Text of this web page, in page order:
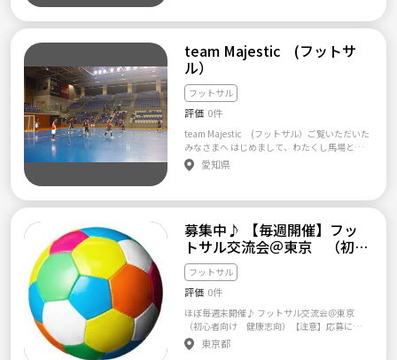
忘年会(新宿) ≪2019年≫ 1/13(日)新年初蹴り
鷹)→飲み会(三鷹) 2/3(日)フットサル(三鷹)→
飲み会(三鷹) 2/10(日)スノーボード(高井富士)
2/11(月)ソサイチ大会(豊洲)→飲み会(豊洲) 2/
17(日)フットサル(東陽町)→飲み会(東陽町) 2/
24(日)フットサル(落合南長崎)→飲み会(新宿)
3/2(土)鍋パーティー(木場) 3/10(日)フットサ
ル(落合南長崎)→飲み会(新宿) 3/17(日)フット
サル(三鷹)→飲み会(三鷹) 3/24(日)フットサル
(東陽町)→花見＆BBQ(新木場) 3/31(日)フット
サル(吉祥寺)→飲み会(吉祥寺) 4/7(日)フット
サル(東陽町)→飲み会(東陽町) 4/21(日)フット
5(木)平成5年会(新宿) 4/28(日)フットサル(落
合南長崎)→飲み会(新宿) 4/30(火)平成ラスト
飲み(新宿) 5/3(金)フットサル大会優勝(八幡
山)→祝勝BBQ(八幡山) 5/4(土)フットサル大会
優勝(東陽町)→祝勝会(東陽町) 5/5(日)フット
サル(吉祥寺)→飲み会(吉祥寺) 5/12(日)フット
サル(東陽町)→飲み会(東陽町) 5/16(木)フット
サル大会優勝(池袋) 5/19(日)フットサル(八幡
山)→BBQ(八幡山) 5/25(土)フットサル大会(西
が丘)→飲み会(西が丘) 5/26(日)フットサル(東
者の方 ※女性や初心者～初級者の方も在籍し
い方 ※言葉遣いの悪い方やマナーのない方は
お断りします ・出欠連絡を"ちゃんと"できな
い方 ※ここを最重要視しています。 ・女性メ
ンバーへの執拗な声掛け、ネットワークビジ
ネスなどへの勧誘をする方 ※確認し次第、今
後の参加をお断りします 最後までご覧いただ
きありがとうございます！ 一緒にフットサル
などを楽しみたいと思って頂いた方 ちょっと
でも気になっていただけた方 聞いてみたいこ
とがある！ などなど どんな小さなことでも構
します！ ※ 大変お手数ですが、サークルへの
セージにて参加希望の連絡をよろしくお願い
します。 開催日程をお伝えします！ 承認申請
のない方は基本的に承認しておりませんので
予めご了承ください。
ます。 上記二つを行わない場合、説明も
何も呼んでないと判断します。 自己紹介
しない人は参加意欲がないと判断します。
人数をいたずらに増やすつもりはありませ
ん。 本気で皆で楽しめるメンバーが欲し
いから。 ■管理人から一言■ 管理人はＧＯＺ
Ｏという器を管理しているだけです。 ＧＯＺ
ｂ
ください。 mailto： taririn@gmail.com
＠東京 （お名前） （初回参加希望日） タイト
ル開催日を参照ください。 （性別） （年齢）
（お住まい） （経験） (連絡先) 折り返し詳細
をご連絡差し上げます。 よろしくお願いいた
します。 ＊なお、必要情報等が抜け落ちてい
るメールや、最低限の礼節の欠けるメールに
は、お返事は致しておりません。 なお、各日
定員を設けていますので、特に直前等だと参
加いただけない場合がございます。ご了承くだ
さい。
までお読み頂けたらと思います。 1、【☆未初
中学高校でサッカー、フットサル部活未経験
者の方 ・ボールが来ると焦ってしまい、すぐ
にボールを失う方 ・パスミスが多い方 等 プレ
ーに伸び悩みを抱えた方を中心に活動してま
して チームとしてスクール以上に 未初級者の
基礎技術育成や底上げをテーマに活動してま
す♪ ※ 練習はサッカー協会の指導資格があり
ます指導者もおりまして （Ｊリーグや2016五
輪代表、2018年サッカーワールドカップ日本
代表に選手を輩出している少年少女クラブで
ックアップし上達ポイントをあげて楽しく練
スも減り、自信がついたという方も多いのが
特徴です♪ 2、【★年齢、経験不問★ エンジ
ョイゲーム会★】 《★活動詳細★》 アップ、
ストレッチ後レベルをわけて1時間30分～2時
間ほどゲームを行いますo(^-^)o♪ ・未初級者
や40代以上の方、身体に障がいある方は 運動
不足、ストレス解消☆ スロースピードでゆる
く気軽にゲーム♪ ・学生や中上級者は フィジ
カルではなくテクニック重視で怪我なく楽し
くゲーム♪ を行います。 3、【《サポーター
加費：1500円 【お申込み方法】 『参加希望
『御性別』の 4点は必ず記入のうえ、各サイト
の メッセージにてお願いします。 ※代表者よ
り返信があり確定となりますので、 御注意く
ださい。 （1グループ3人まで） 【注意事項】
・ノーファール徹底！！ ・激しいチャージで
のボール奪取 ・強シュートは御控え下さい。
・女性も参加されているので、御配慮下さ
い。 ・その他、危険なプレーは禁止。大人の
配慮でお願いします。 【開催内容】 ・アップ1
0分（少し走って、対面パスなど） ・簡単な個
ここまでお読み頂きありがとうございます。
当個人参加は33歳以上となり、 参加者の方が
40，50代中心となります。 ※平均年齢は45歳
となります。 他の個サルでは若い人のスピー
ド体力に ついていけなかったり、 雰囲気が合
わなかったりしますが、 当クラブでは落ち着
いた雰囲気であり またグループ参加も少ない
のが特徴です。 お気軽にお問い合わせ下さ
い。
team Majestic (フットサ
ル）
フットサル
評価 0件
team Majestic (フットサル）ご覧いただいた
みなさまへ はじめまして、わたくし馬場と申
します。 すっかり秋の空気となってまいりま
した、そんなこの頃今回新しくクラブを創設
んを募集させていただく、はこびとなりまし
だくのは不安だと思いますが、 私どももサポ
ートいたしますので、お気軽にご参加くださ
い。 まず、プレーすることにより、仕事や家
庭のストレスを発散したり、汗をかいてフッ
トサルを楽しめます。暑いこの頃ですが、ほぼ
屋内で直射日光の暑さは心配ありません。で
すが、もちろん動けば暑いので汗は多くかけ
ます。 そして、パスやシュート、得点した時
の仲間とハイタッチで喜びましょう！ 楽しく
居心地の良いクラブを目指し活動しておりま
愛知県
募集中♪ 【毎週開催】フッ
トサル交流会＠東京 （初心
者向け 健康志向）
フットサル
評価 0件
ほぼ毎週末開催♪ フットサル交流会＠東京
（初心者向け 健康志向）【注意】応募に際
して、必ず下記テンプレをを記載の上、（tari
rin@gmail.com） 迄 直接メールにてご連絡
東京都